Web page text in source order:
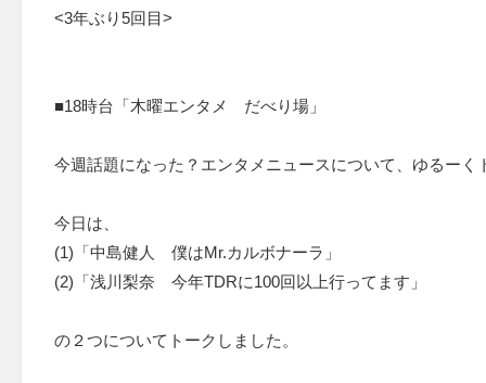
<3年ぶり5回目>
■18時台「木曜エンタメ だべり場」
今週話題になった？エンタメニュースについて、ゆるーく
今日は、
(1)「中島健人 僕はMr.カルボナーラ」
(2)「浅川梨奈 今年TDRに100回以上行ってます」
の２つについてトークしました。